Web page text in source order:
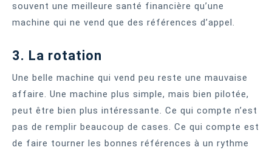
souvent une meilleure santé financière qu’une
machine qui ne vend que des références d’appel.
3. La rotation
Une belle machine qui vend peu reste une mauvaise
affaire. Une machine plus simple, mais bien pilotée,
peut être bien plus intéressante. Ce qui compte n’est
pas de remplir beaucoup de cases. Ce qui compte est
de faire tourner les bonnes références à un rythme